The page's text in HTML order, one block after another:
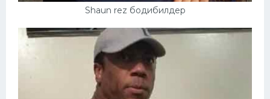
Shaun rez бодибилдер